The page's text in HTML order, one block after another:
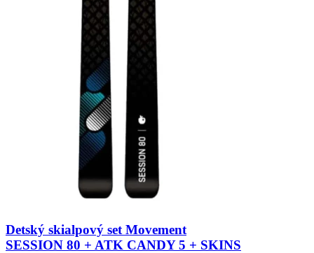
Detský skialpový set Movement
SESSION 80 + ATK CANDY 5 + SKINS